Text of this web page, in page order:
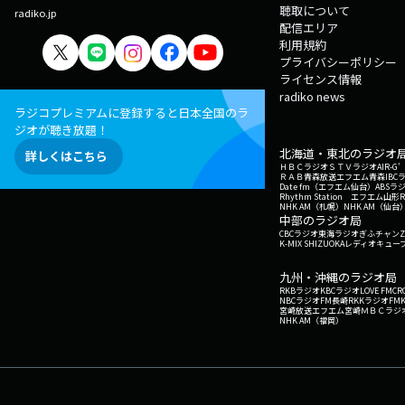
radiko.jp
ラジコプレミアムに登録すると日本全国のラ
ジオが聴き放題！
詳しくはこちら
聴取について
配信エリア
利用規約
プライバシーポリシー
ライセンス情報
radiko news
北海道・東北のラジオ
ＨＢＣラジオＳＴＶラジオAIR-G'
ＲＡＢ青森放送エフエム青森IBC
Date fm（エフエム仙台） ABSラ
Rhythm Station エフエム山形
NHK AM（札幌） NHK AM（仙台
中部のラジオ局
CBCラジオ東海ラジオぎふチャン
K-MIX SHIZUOKAレディオキュー
九州・沖縄のラジオ局
RKBラジオKBCラジオLOVE FM
NBCラジオFM長崎RKKラジオ
宮崎放送エフエム宮崎ＭＢＣラジ
NHK AM（福岡）